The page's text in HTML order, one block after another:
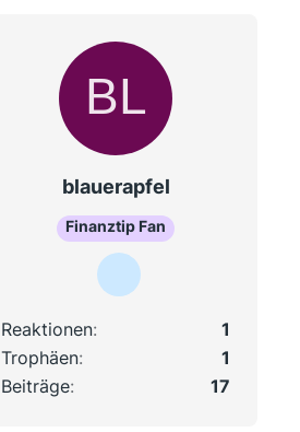
blauerapfel
Finanztip Fan
Reaktionen
1
Trophäen
1
Beiträge
17